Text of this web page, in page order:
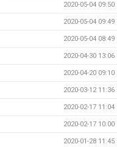
2020-05-04 09:50
2020-05-04 09:49
2020-05-04 08:49
2020-04-30 13:06
2020-04-20 09:10
2020-03-12 11:36
2020-02-17 11:04
2020-02-17 10:00
2020-01-28 11:45